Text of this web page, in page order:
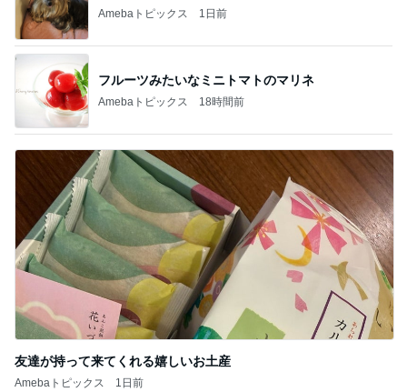
Amebaトピックス 18時間前
友達が持って来てくれる嬉しいお土産
Amebaトピックス 1日前
記事を読む